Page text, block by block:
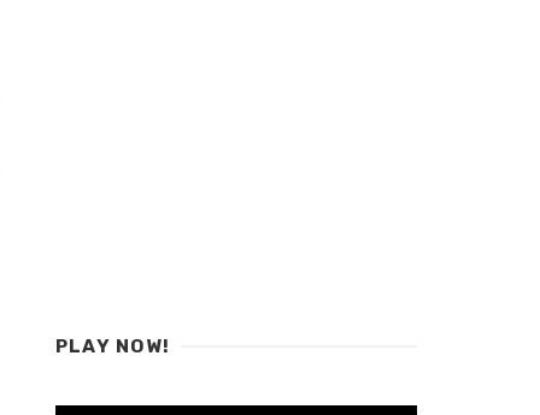
PLAY NOW!